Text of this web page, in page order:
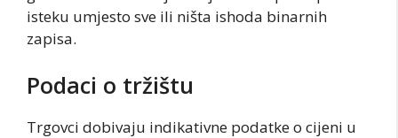
isteku umjesto sve ili ništa ishoda binarnih
zapisa.
Podaci o tržištu
Trgovci dobivaju indikativne podatke o cijeni u